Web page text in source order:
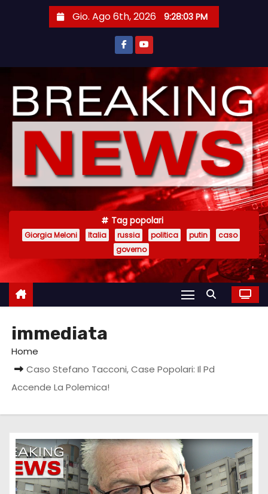
t
Gio. Ago 6th, 2026 9:28:03 PM
Tag popolari
Giorgia Meloni Italia russia politica putin
caso
governo
immediata
Home
Caso Stefano Tacconi, Case Popolari: Il Pd
Accende La Polemica!